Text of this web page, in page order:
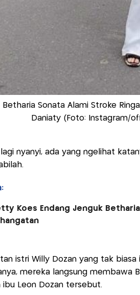
Betharia Sonata Alami Stroke
Daniaty (Foto: Instagram/
nyanyi, ada yang ngelihat
Koes Endang Jenguk
istri Willy Dozan yang tak
mereka langsung membawa
Leon Dozan tersebut.